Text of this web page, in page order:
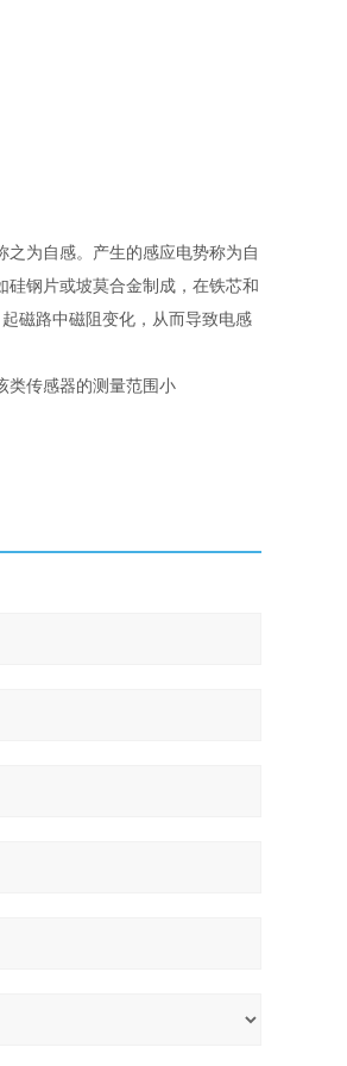
为自感。产生的感应电势称为自
钢片或坡莫合金制成，在铁芯和
磁路中磁阻变化，从而导致电感
类传感器的测量范围小